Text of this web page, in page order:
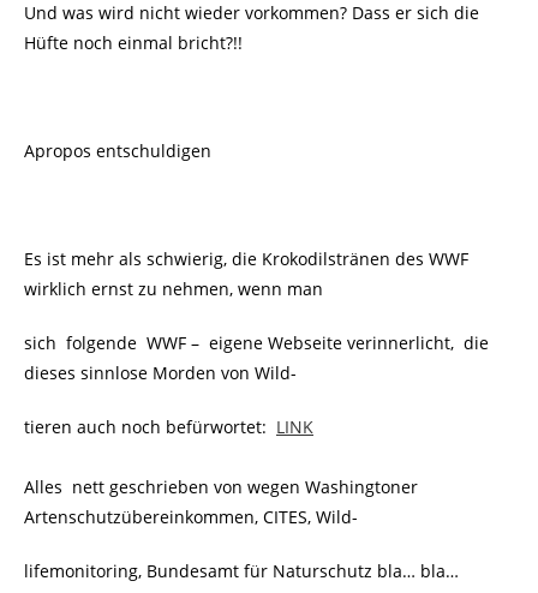
Und was wird nicht wieder vorkommen? Dass er sich die
Hüfte noch einmal bricht?!!
Apropos entschuldigen
Es ist mehr als schwierig, die Krokodilstränen des WWF
wirklich ernst zu nehmen, wenn man
sich folgende WWF – eigene Webseite verinnerlicht, die
dieses sinnlose Morden von Wild-
tieren auch noch befürwortet: LINK
Alles nett geschrieben von wegen Washingtoner
Artenschutzübereinkommen, CITES, Wild-
lifemonitoring, Bundesamt für Naturschutz bla… bla…